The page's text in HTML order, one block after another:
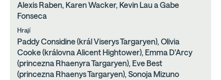
Alexis Raben, Karen Wacker, Kevin Lau a Gabe
Fonseca
Hrají
Paddy Considine (král Viserys Targaryen), Olivia
Cooke (královna Alicent Hightower), Emma D'Arcy
(princezna Rhaenyra Targaryen), Eve Best
(princezna Rhaenys Targaryen), Sonoja Mizuno